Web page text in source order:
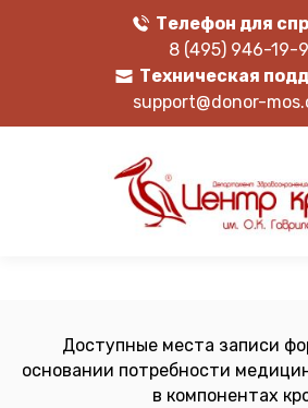
Телефон для
8 (495) 946-19-
Техническая
support@donor-
Доступные места записи
основании потребности
в компонентах